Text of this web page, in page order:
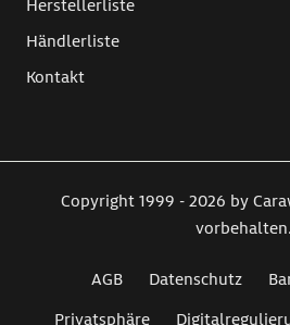
Herstellerliste
Händlerliste
Kontakt
Copyright 1999 - 2026 by
vorbehalten.
AGB Datenschutz
Privatsphäre